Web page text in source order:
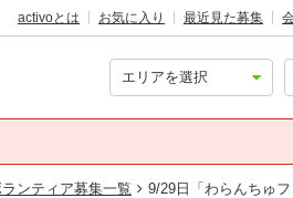
activoとは お気に入り 最近見た募集
ンティア募集一覧 9/29日「わらんちゅ